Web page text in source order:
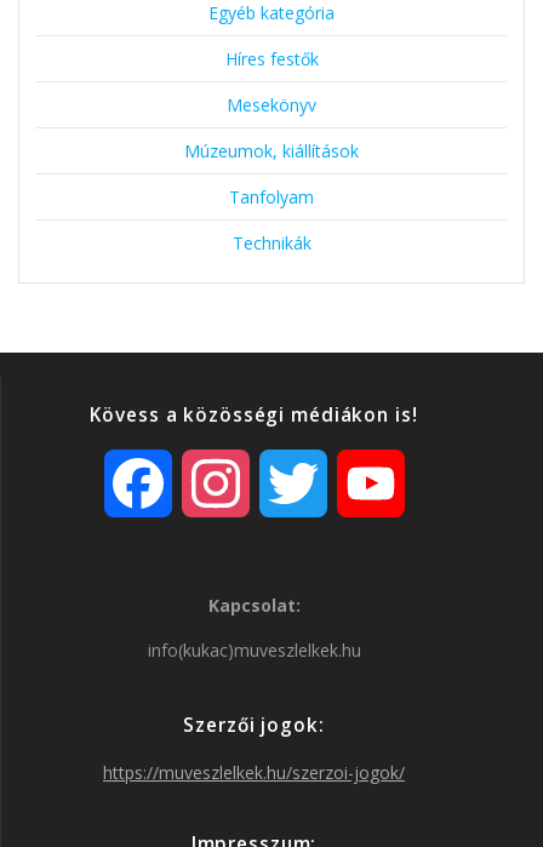
Egyéb kategória
Híres festők
Mesekönyv
Múzeumok, kiállítások
Tanfolyam
Technikák
Kövess a közösségi médiákon is!
s
Kapcsolat:
info(kukac)muveszlelkek.hu
Szerzői jogok:
https://muveszlelkek.hu/szerzoi-jogok/